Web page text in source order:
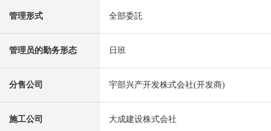
管理形式 全部委託
管理员的勤务形态 日班
分售公司 宇部兴产开发株式会社(开发商)
施工公司 大成建设株式会社